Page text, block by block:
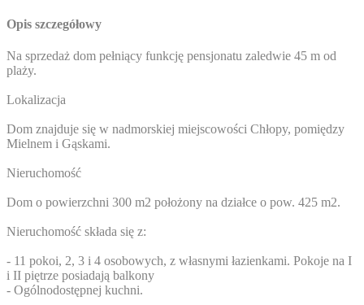
Opis szczegółowy
Na sprzedaż dom pełniący funkcję pensjonatu zaledwie 45 m od
plaży.
Lokalizacja
Dom znajduje się w nadmorskiej miejscowości Chłopy, pomiędzy
Mielnem i Gąskami.
Nieruchomość
Dom o powierzchni 300 m2 położony na działce o pow. 425 m2.
Nieruchomość składa się z:
- 11 pokoi, 2, 3 i 4 osobowych, z własnymi łazienkami. Pokoje na I
i II piętrze posiadają balkony
- Ogólnodostępnej kuchni.